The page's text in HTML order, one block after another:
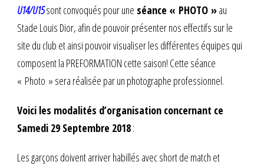
U14/U15sont convoqués pour une séance « PHOTO »au
Stade Louis Dior, afin de pouvoir présenter nos effectifs sur le
site du club et ainsi pouvoir visualiser les différentes équipes qui
composent la PREFORMATION cette saison! Cette séance
« Photo » sera réalisée par un photographe professionnel.
Voici les modalités d’organisation concernant ce
Samedi 29 Septembre 2018:
Les garçons doivent arriver habillés avec short de match et